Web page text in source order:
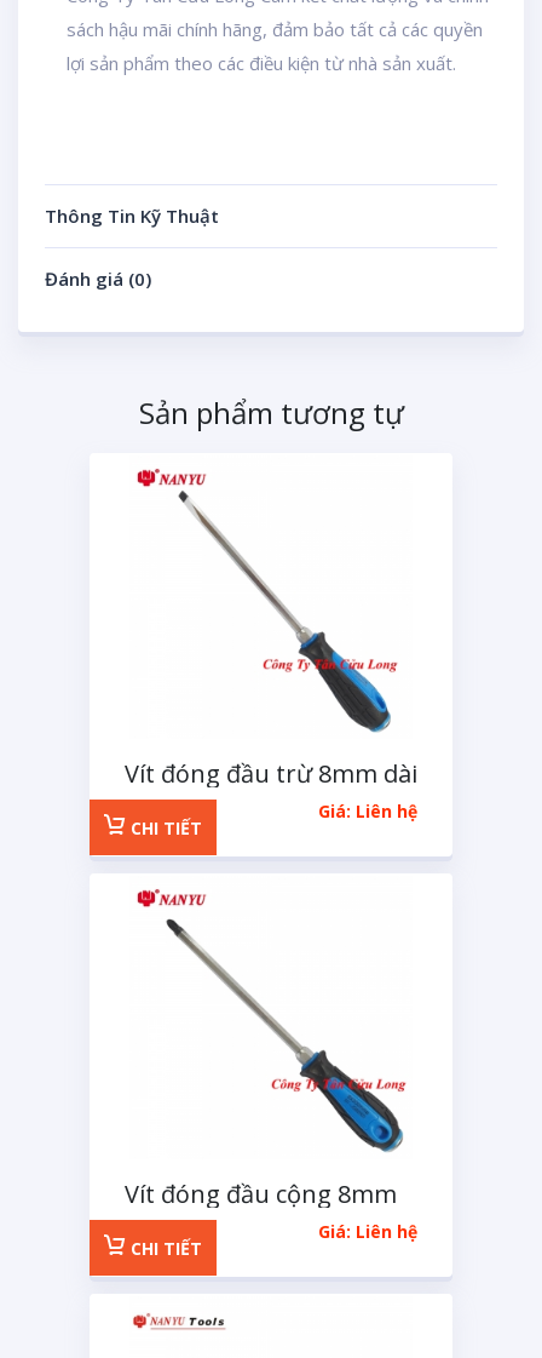
sách hậu mãi chính hãng, đảm bảo tất cả các quyền
lợi sản phẩm theo các điều kiện từ nhà sản xuất.
Thông Tin Kỹ Thuật
Đánh giá (0)
Sản phẩm tương tự
Vít đóng đầu trừ 8mm dài
250mm
Giá: Liên hệ
CHI TIẾT
Vít đóng đầu cộng 8mm
dài 250mm
Giá: Liên hệ
CHI TIẾT